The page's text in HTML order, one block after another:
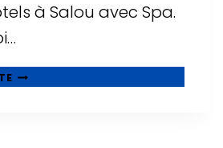
à Salou avec Spa.
UNE
AVENTURE